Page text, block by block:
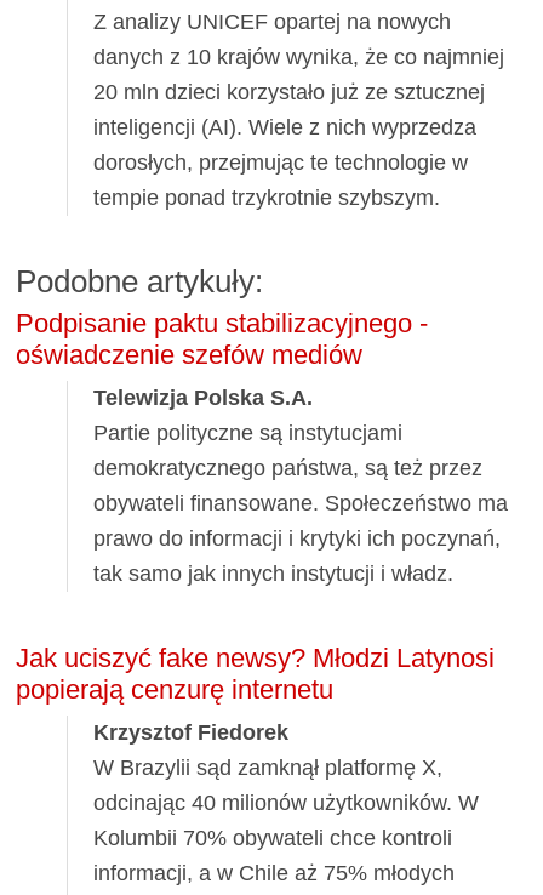
Z analizy UNICEF opartej na nowych
danych z 10 krajów wynika, że co najmniej
20 mln dzieci korzystało już ze sztucznej
inteligencji (AI). Wiele z nich wyprzedza
dorosłych, przejmując te technologie w
tempie ponad trzykrotnie szybszym.
Podobne artykuły:
Podpisanie paktu stabilizacyjnego -
oświadczenie szefów mediów
Telewizja Polska S.A.
Partie polityczne są instytucjami
demokratycznego państwa, są też przez
obywateli finansowane. Społeczeństwo ma
prawo do informacji i krytyki ich poczynań,
tak samo jak innych instytucji i władz.
Jak uciszyć fake newsy? Młodzi Latynosi
popierają cenzurę internetu
Krzysztof Fiedorek
W Brazylii sąd zamknął platformę X,
odcinając 40 milionów użytkowników. W
Kolumbii 70% obywateli chce kontroli
informacji, a w Chile aż 75% młodych